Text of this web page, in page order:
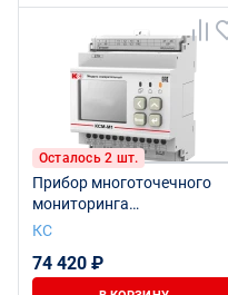
Осталось 2 шт.
Прибор многоточечного
мониторинга
электроэнергии КСМ-М1-2-
КС
74 420 ₽